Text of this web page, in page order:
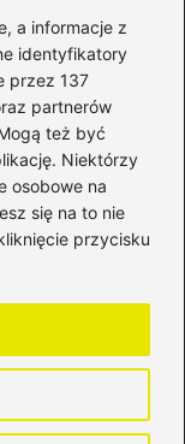
a informacje z
identyfikatory
przez 137
partnerów
też być
Niektórzy
osobowe na
się na to nie
przycisku